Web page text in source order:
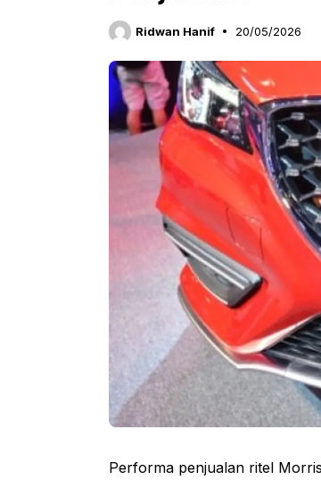
Ridwan Hanif 20/05/2026
Performa penjualan ritel